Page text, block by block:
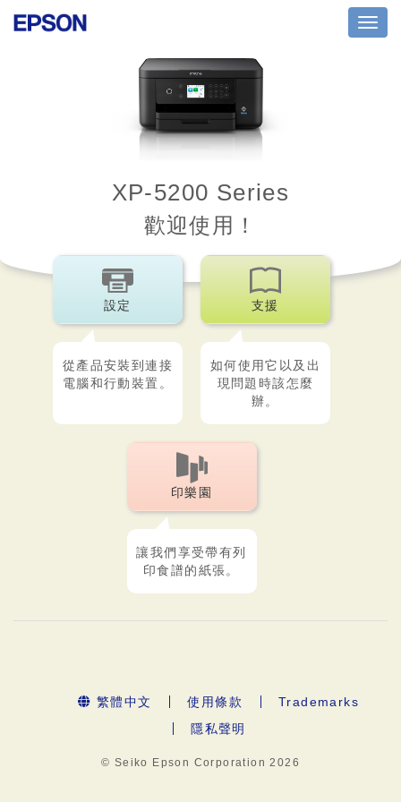
XP-5200 Series
歡迎使用！
設定
從產品安裝到連接
電腦和行動裝置。
支援
如何使用它以及出
現問題時該怎麼
辦。
印樂園
讓我們享受帶有列
印食譜的紙張。
繁體中文 使用條款
Trademarks
隱私聲明
© Seiko Epson Corporation2026